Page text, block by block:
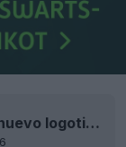
Se presenta el nuevo logotipo del Wolfsburgo